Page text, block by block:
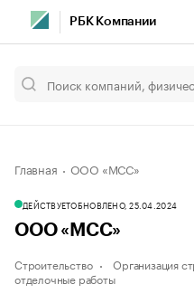
РБК Компании
Главная ООО «МСС»
ДЕЙСТВУЕТОБНОВЛЕНО, 25.04.2024
ООО «МСС»
Строительство Организация
отделочные работы